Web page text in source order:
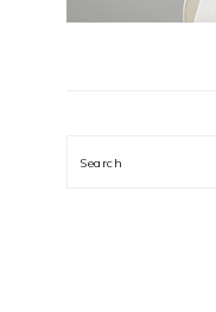
Search